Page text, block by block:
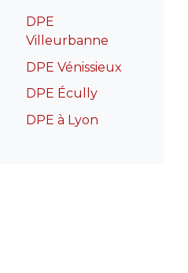
DPE
Villeurbanne
DPE Vénissieux
DPE Écully
DPE à Lyon